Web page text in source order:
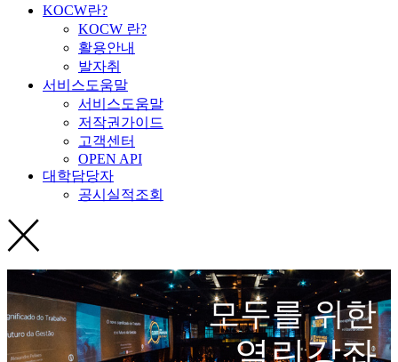
KOCW란?
KOCW 란?
활용안내
발자취
서비스도움말
서비스도움말
저작권가이드
고객센터
OPEN API
대학담당자
공시실적조회
모두를 위한